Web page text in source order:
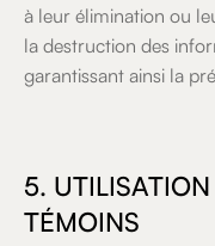
à leur élimination ou
la destruction des
garantissant ainsi la
5.
TÉMOINS